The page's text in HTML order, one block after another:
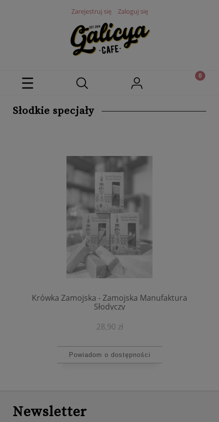
Zarejestruj się Zaloguj się
Słodkie specjały
Krówka Zamojska - Zamojska Manufaktura
Słodyczy
28,90 zł
Powiadom o dostępności
Newsletter